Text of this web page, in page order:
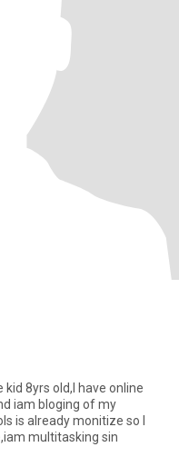
old,I have online
iam bloging of my
is already monitize so I
multitasking sin